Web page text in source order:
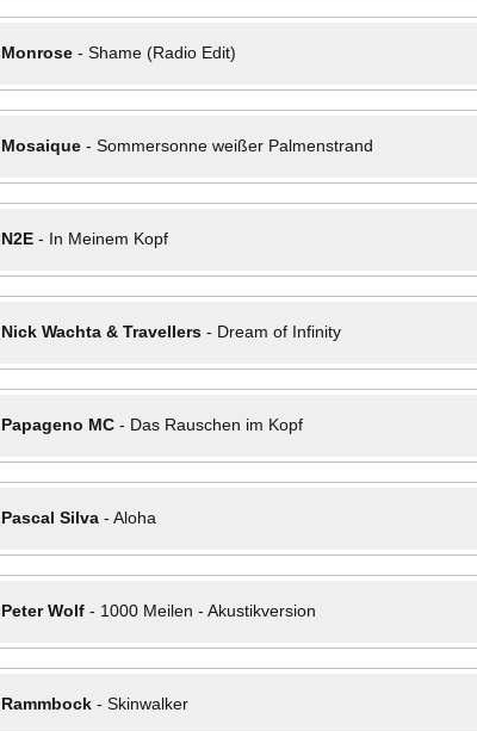
Monrose- Shame (Radio Edit)
Mosaique- Sommersonne weißer Palmenstrand
N2E- In Meinem Kopf
Nick Wachta & Travellers- Dream of Infinity
Papageno MC- Das Rauschen im Kopf
Pascal Silva- Aloha
Peter Wolf- 1000 Meilen - Akustikversion
Rammbock- Skinwalker